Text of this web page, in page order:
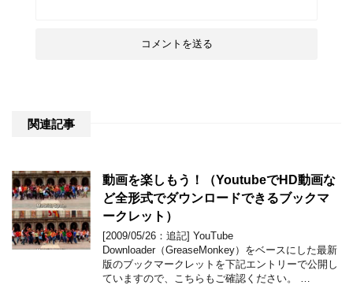
関連記事
動画を楽しもう！（YoutubeでHD動画な
ど全形式でダウンロードできるブックマ
ークレット）
[2009/05/26：追記] YouTube
Downloader（GreaseMonkey）をベースにした最新
版のブックマークレットを下記エントリーで公開し
ていますので、こちらもご確認ください。 …